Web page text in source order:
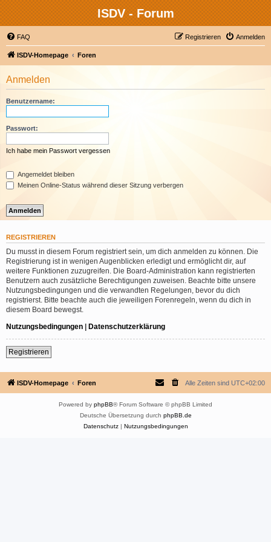
ISDV - Forum
FAQ Anmelden
Registrieren
ISDV-Homepage Foren
Anmelden
Benutzername:
Passwort:
Ich habe mein Passwort vergessen
Angemeldet bleiben
Meinen Online-Status während dieser Sitzung verbergen
REGISTRIEREN
Du musst in diesem Forum registriert sein, um dich anmelden zu können. Die
Registrierung ist in wenigen Augenblicken erledigt und ermöglicht dir, auf
weitere Funktionen zuzugreifen. Die Board-Administration kann registrierten
Benutzern auch zusätzliche Berechtigungen zuweisen. Beachte bitte unsere
Nutzungsbedingungen und die verwandten Regelungen, bevor du dich
registrierst. Bitte beachte auch die jeweiligen Forenregeln, wenn du dich in
diesem Board bewegst.
Nutzungsbedingungen | Datenschutzerklärung
Registrieren
ISDV-Homepage Foren Alle Zeiten sind UTC+02:00
Powered by phpBB® Forum Software © phpBB Limited
Deutsche Übersetzung durch phpBB.de
Datenschutz| Nutzungsbedingungen